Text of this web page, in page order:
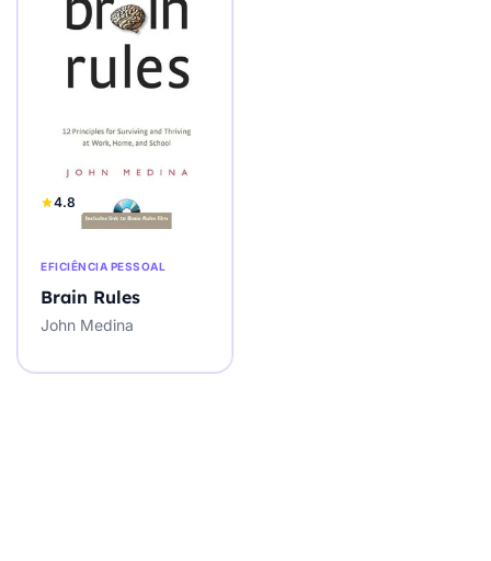
4.8
EFICIÊNCIA PESSOAL
Brain Rules
John Medina